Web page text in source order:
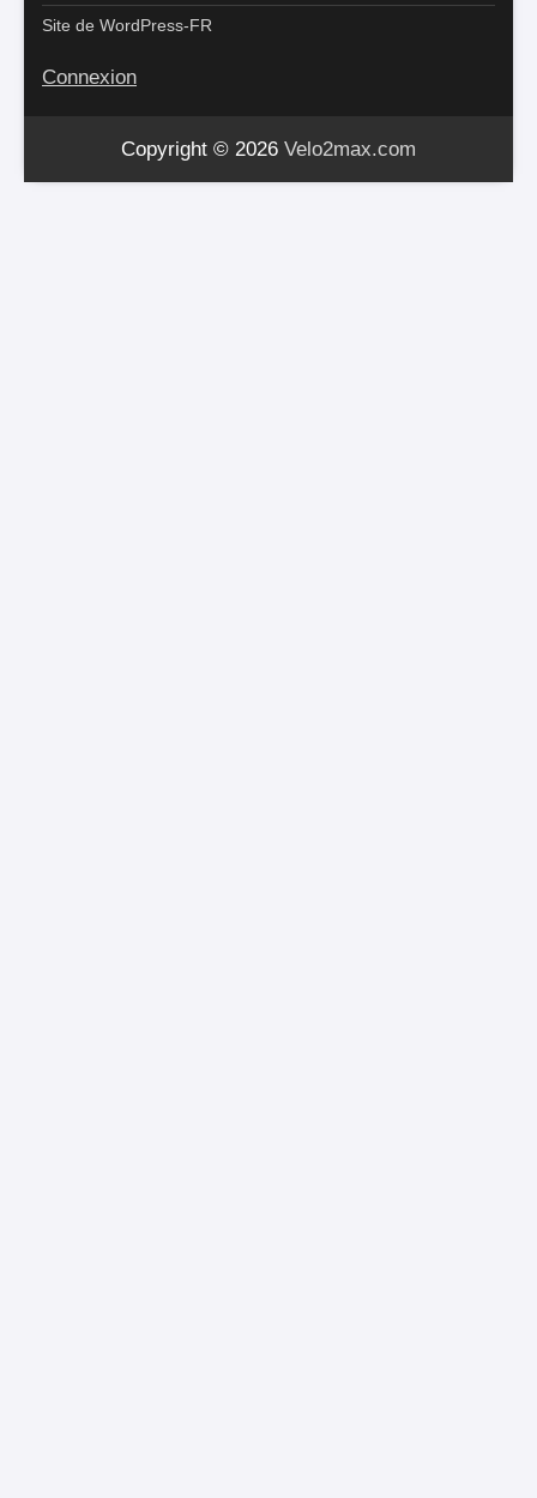
Site de WordPress-FR
Connexion
Copyright © 2026 Velo2max.com